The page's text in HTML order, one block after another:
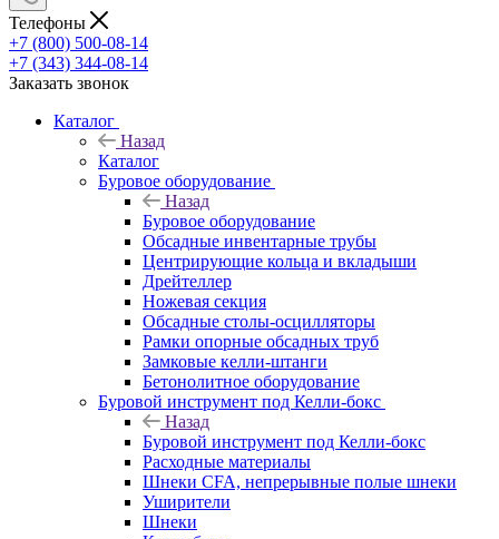
Телефоны
+7 (800) 500-08-14
+7 (343) 344-08-14
Заказать звонок
Каталог
Назад
Каталог
Буровое оборудование
Назад
Буровое оборудование
Обсадные инвентарные трубы
Центрирующие кольца и вкладыши
Дрейтеллер
Ножевая секция
Обсадные столы-осцилляторы
Рамки опорные обсадных труб
Замковые келли-штанги
Бетонолитное оборудование
Буровой инструмент под Келли-бокс
Назад
Буровой инструмент под Келли-бокс
Расходные материалы
Шнеки CFA, непрерывные полые шнеки
Уширители
Шнеки